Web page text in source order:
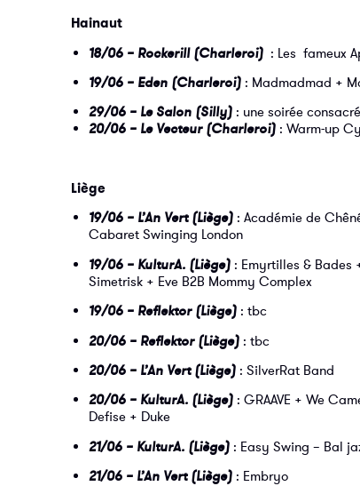
Hainaut
18/06 – Rockerill (Charleroi) : Les fameux
19/06 – Eden (Charleroi) : Madmadmad +
29/06 – Le Salon (Silly) : une soirée
20/06 – Le Vecteur (Charleroi) : Warm-up
Liège
19/06 – L’An Vert (Liège) : Académie de
Cabaret Swinging London
19/06 – KulturA. (Liège) : Emyrtilles & Bades
Simetrisk + Eve B2B Mommy Complex
19/06 – Reflektor (Liège) : tbc
20/06 – Reflektor (Liège) : tbc
20/06 – L’An Vert (Liège) : SilverRat Band
20/06 – KulturA. (Liège) : GRAAVE + We
Defise + Duke
21/06 – KulturA. (Liège) : Easy Swing – Bal
21/06 – L’An Vert (Liège) : Embryo